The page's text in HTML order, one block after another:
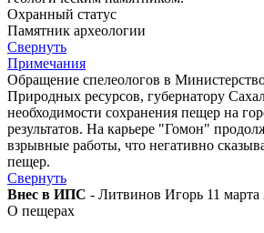
Охранный статус
Памятник археологии
Свернуть
Примечания
Обращение спелеологов в
Природных ресурсов, губернатору
необходимости сохранения пещер на
результатов. На карьере "Гомон"
взрывные работы, что негативно
пещер.
Свернуть
Внес в ИПС - Литвинов Игорь 11 марта
О пещерах